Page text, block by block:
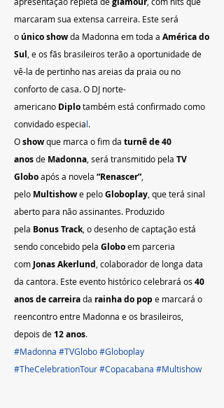
marcaram sua extensa carreira. Este será
o único show da Madonna em toda a América do
Sul , e os fãs brasileiros terão a oportunidade de
vê-la de pertinho nas areias da praia ou no
conforto de casa. O DJ norte-
americano Diplo também está confirmado como
convidado especial.
O show que marca o fim da turnê de 40
anos de Madonna , será transmitido pela TV
Globo após a novela “Renascer”
pelo Multishow e pelo Globoplay , que terá sinal
aberto para não assinantes. Produzido
pela Bonus Track , o desenho de captação está
sendo concebido pela Globo em parceria
com Jonas Akerlund , colaborador de longa data
da cantora. Este evento histórico celebrará os 40
anos de carreira da rainha do pop e marcará o
reencontro entre Madonna e os brasileiros,
depois de 12 anos.
#Madonna #TVGlobo#Globoplay
#TheCelebrationTour#Copacabana #Multishow